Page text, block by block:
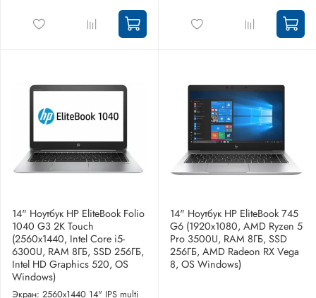
14" Ноутбук HP EliteBook Folio
1040 G3 2K Touch
(2560x1440, Intel Core i5-
6300U, RAM 8ГБ, SSD 256ГБ,
Intel HD Graphics 520, OS
Windows)
Экран: 2560x1440 14" IPS multi
14" Ноутбук HP EliteBook 745
G6 (1920x1080, AMD Ryzen 5
Pro 3500U, RAM 8ГБ, SSD
256ГБ, AMD Radeon RX Vega
8, OS Windows)